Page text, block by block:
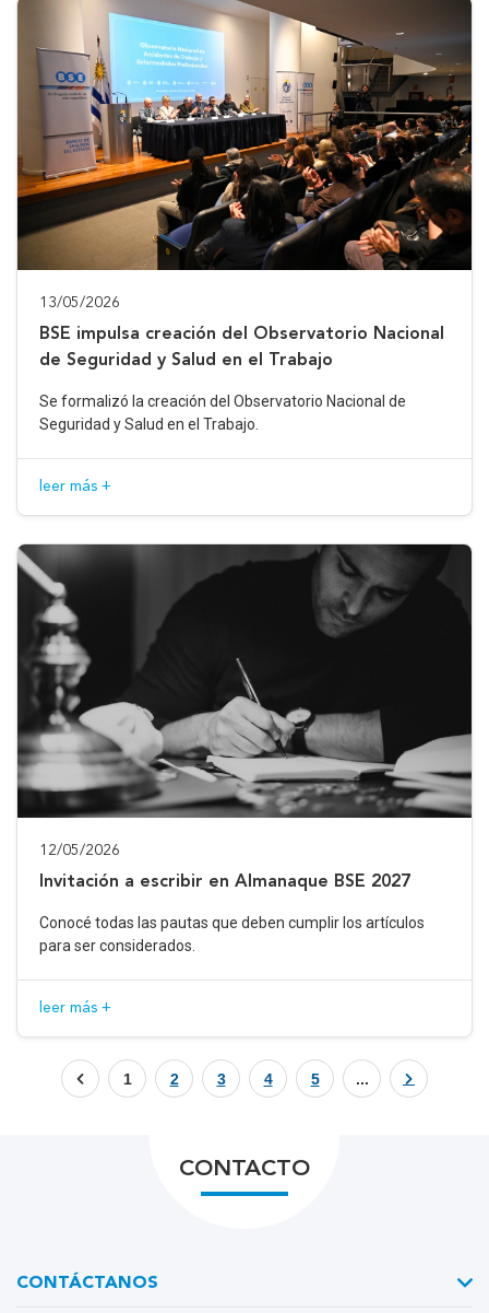
13/05/2026
BSE impulsa creación del Observatorio Nacional
de Seguridad y Salud en el Trabajo
Se formalizó la creación del Observatorio Nacional de
Seguridad y Salud en el Trabajo.
leer más +
12/05/2026
Invitación a escribir en Almanaque BSE 2027
Conocé todas las pautas que deben cumplir los artículos
para ser considerados.
leer más +
1 2 3 4 5 ...
CONTACTO
CONTÁCTANOS